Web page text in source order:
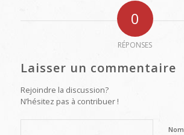
0
RÉPONSES
Laisser un commentaire
Rejoindre la discussion?
N’hésitez pas à contribuer !
Nom